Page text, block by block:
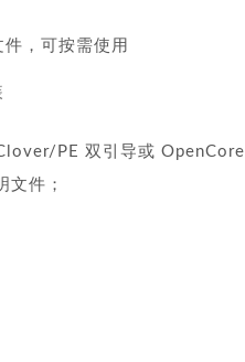
，可按需使用
PE 双引导或
文件；